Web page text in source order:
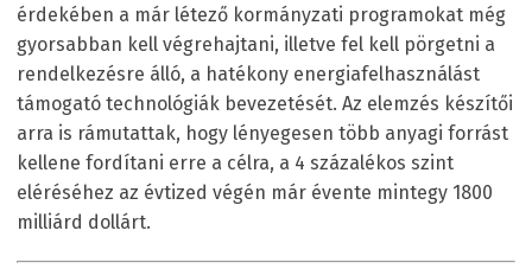
érdekében a már létező kormányzati programokat még
gyorsabban kell végrehajtani, illetve fel kell pörgetni a
rendelkezésre álló, a hatékony energiafelhasználást
támogató technológiák bevezetését. Az elemzés készítői
arra is rámutattak, hogy lényegesen több anyagi forrást
kellene fordítani erre a célra, a 4 százalékos szint
eléréséhez az évtized végén már évente mintegy 1800
milliárd dollárt.